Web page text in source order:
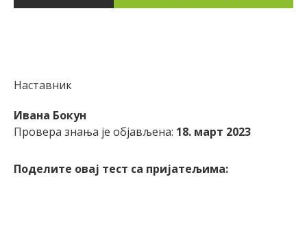
Наставник
Ивана Бокун
Провера знања је објављена: 18. март 2023
Поделите овај тест са пријатељима: